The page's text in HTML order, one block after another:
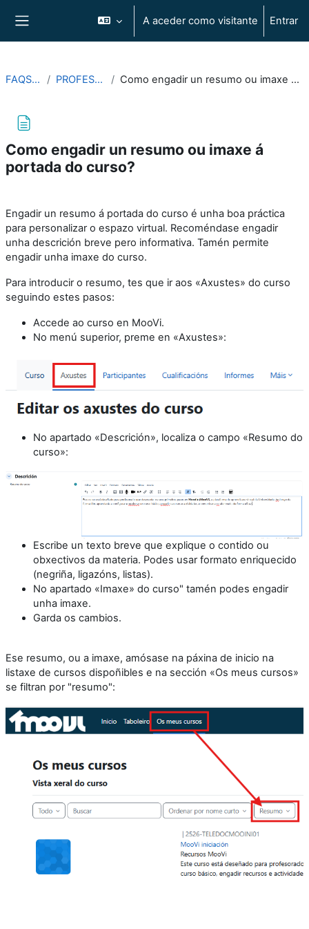
A aceder como visitante Entrar
FAQS2025 PROFESORADO Como engadir un resumo ou imaxe á portada do curso?
Como engadir un resumo ou imaxe á
portada do curso?
Engadir un resumo á portada do curso é unha boa práctica
para personalizar o espazo virtual. Recoméndase engadir
unha descrición breve pero informativa. Tamén permite
engadir unha imaxe do curso.
Para introducir o resumo, tes que ir aos «Axustes» do curso
seguindo estes pasos:
Accede ao curso en MooVi.
No menú superior, preme en «Axustes»:
No apartado «Descrición», localiza o campo «Resumo do
curso»:
Escribe un texto breve que explique o contido ou
obxectivos da materia. Podes usar formato enriquecido
(negriña, ligazóns, listas).
No apartado «Imaxe» do curso" tamén podes engadir
unha imaxe.
Garda os cambios.
Ese resumo, ou a imaxe, amósase na páxina de inicio na
listaxe de cursos dispoñibles e na sección «Os meus cursos»
se filtran por "resumo":